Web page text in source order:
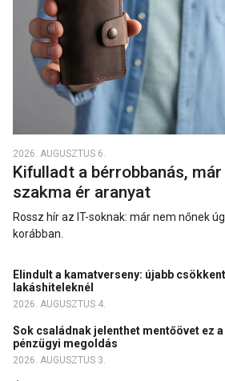
2026. AUGUSZTUS 6.
Kifulladt a bérrobbanás,
szakma ér aranyat
Rossz hír az IT-soknak: már nem nőnek
korábban.
Elindult a kamatverseny: újabb
lakáshiteleknél
2026. AUGUSZTUS 4.
Sok családnak jelenthet mentőövet ez
pénzügyi megoldás
2026. AUGUSZTUS 3.